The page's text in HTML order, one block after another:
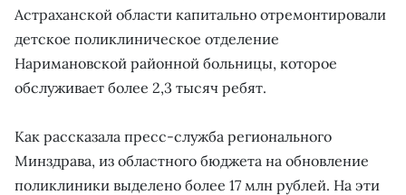
Астраханской области капитально отремонтировали
детское поликлиническое отделение
Наримановской районной больницы, которое
обслуживает более 2,3 тысяч ребят.
Как рассказала пресс-служба регионального
Минздрава, из областного бюджета на обновление
поликлиники выделено более 17 млн рублей. На эти